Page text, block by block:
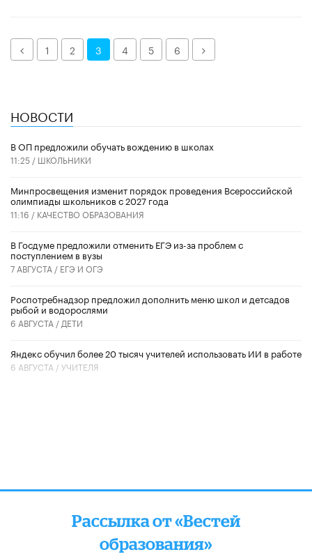
Назад1 2 3 4 5 6 Далее
НОВОСТИ
В ОП предложили обучать вождению в школах
11:25 / ШКОЛЬНИКИ
Минпросвещения изменит порядок проведения Всероссийской
олимпиады школьников с 2027 года
11:16 / КАЧЕСТВО ОБРАЗОВАНИЯ
В Госдуме предложили отменить ЕГЭ из-за проблем с
поступлением в вузы
7 АВГУСТА / ЕГЭ И ОГЭ
Роспотребнадзор предложил дополнить меню школ и детсадов
рыбой и водорослями
6 АВГУСТА / ДЕТИ
​Яндекс обучил более 20 тысяч учителей использовать ИИ в работе
6 АВГУСТА /УЧИТЕЛЯ
Рассылка от «Вестей
образования»